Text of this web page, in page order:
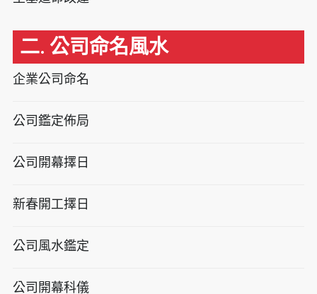
二. 公司命名風水
企業公司命名
公司鑑定佈局
公司開幕擇日
新春開工擇日
公司風水鑑定
公司開幕科儀